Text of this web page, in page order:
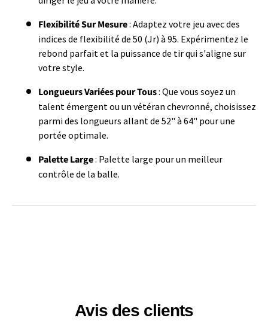
Flexibilité Sur Mesure: Adaptez votre jeu avec des
indices de flexibilité de 50 (Jr) à 95. Expérimentez le
rebond parfait et la puissance de tir qui s'aligne sur
votre style.
Longueurs Variées pour Tous: Que vous soyez un
talent émergent ou un vétéran chevronné, choisissez
parmi des longueurs allant de 52" à 64" pour une
portée optimale.
Palette Large: Palette large pour un meilleur
contrôle de la balle.
Avis des clients